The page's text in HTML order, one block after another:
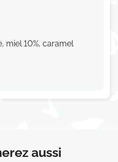
miel 10%, caramel
aussi